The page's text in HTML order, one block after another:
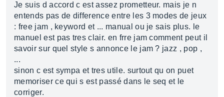
Je suis d accord c est assez prometteur. mais je n
entends pas de difference entre les 3 modes de jeux
: free jam , keyword et ... manual ou je sais plus. le
manuel est pas tres clair. en frre jam comment peut il
savoir sur quel style s annonce le jam ? jazz , pop ,
...
sinon c est sympa et tres utile. surtout qu on puet
memoriser ce qui s est passé dans le seq et le
corriger.